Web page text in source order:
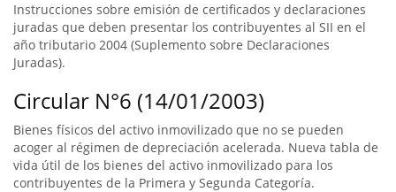
Instrucciones sobre emisión de certificados y declaraciones
juradas que deben presentar los contribuyentes al SII en el
año tributario 2004 (Suplemento sobre Declaraciones
Juradas).
Circular N°6 (14/01/2003)
Bienes físicos del activo inmovilizado que no se pueden
acoger al régimen de depreciación acelerada. Nueva tabla de
vida útil de los bienes del activo inmovilizado para los
contribuyentes de la Primera y Segunda Categoría.